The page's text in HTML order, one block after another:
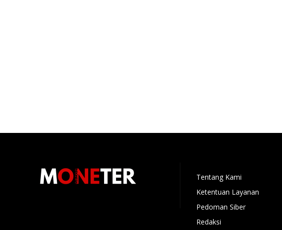
Tentang Kami
Ketentuan Layanan
Pedoman Siber
Redaksi